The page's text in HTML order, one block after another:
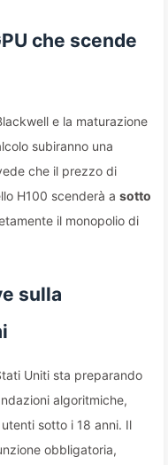
che scende
e la maturazione
subiranno una
che il prezzo di
H100 scenderà a sotto
il monopolio di
sulla
Uniti sta preparando
algoritmiche,
sotto i 18 anni. Il
obbligatoria,